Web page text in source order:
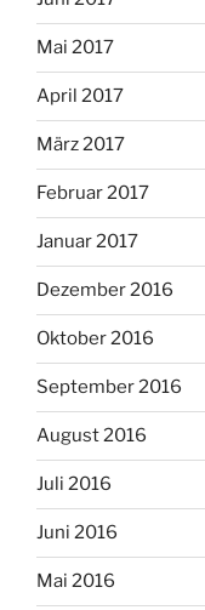
Mai 2017
April 2017
März 2017
Februar 2017
Januar 2017
Dezember 2016
Oktober 2016
September 2016
August 2016
Juli 2016
Juni 2016
Mai 2016